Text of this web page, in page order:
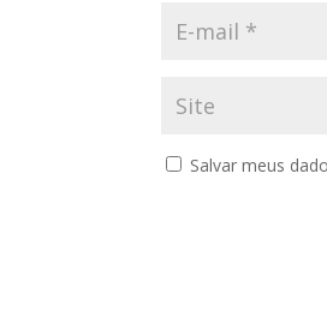
Salvar meus